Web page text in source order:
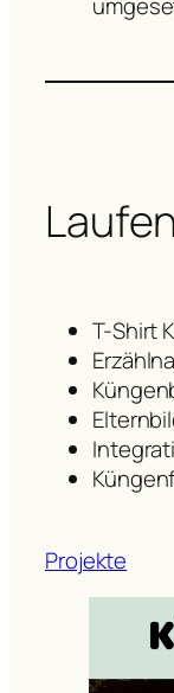
T-Shirt
Projekte